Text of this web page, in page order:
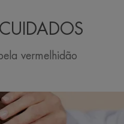
vermelhidão